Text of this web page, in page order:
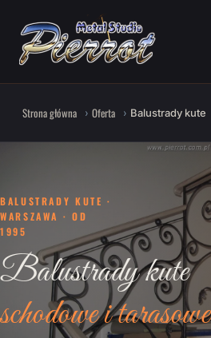
Strona główna Oferta Balustrady kute
BALUSTRADY KUTE ·
WARSZAWA · OD
1995
Balustrady kute
schodowe i tarasowe